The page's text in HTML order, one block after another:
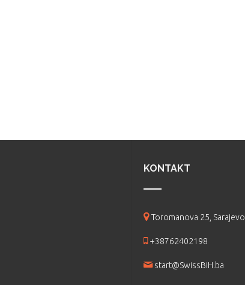
KONTAKT
Toromanova 25, Sarajevo
+38762402198
start@SwissBiH.ba